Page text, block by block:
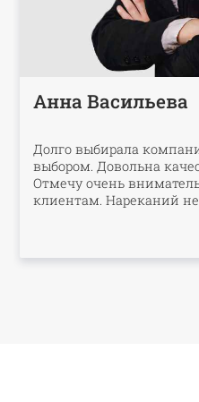
Анна Васильева
Долго выбирала
выбором. Довольна
Отмечу очень
клиентам. Нареканий